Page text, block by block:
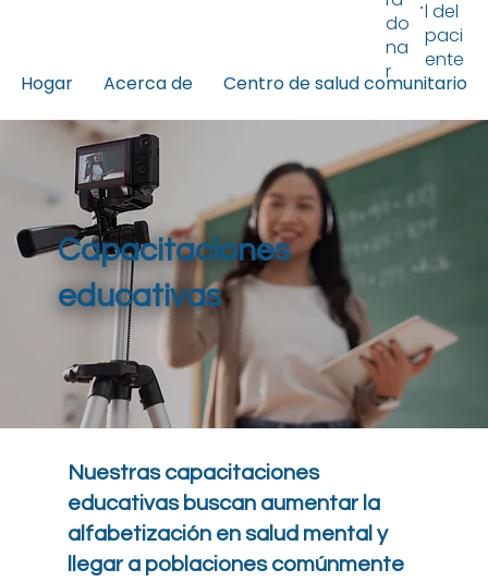
Hogar Acerca de Centro de salud comunitario
do
na
r
l del
paci
ente
Capacitaciones
educativas
Nuestras capacitaciones
educativas buscan aumentar la
alfabetización en salud mental y
llegar a poblaciones comúnmente